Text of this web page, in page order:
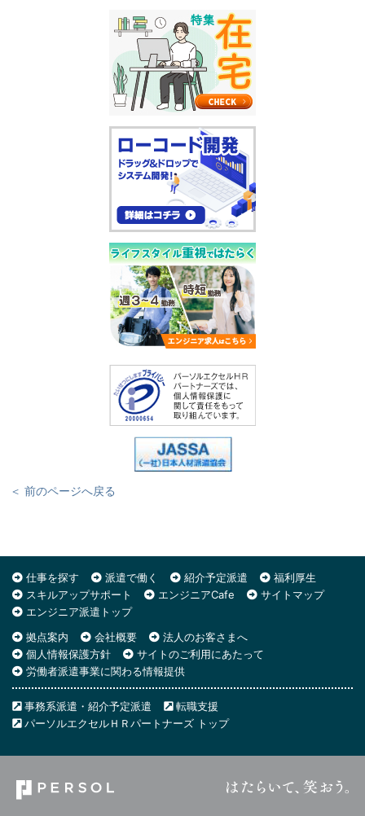
＜ 前のページへ戻る
仕事を探す 派遣で働く 紹介予定派遣
福利厚生
スキルアップサポート
エンジニアCafe
サイトマップ
エンジニア派遣トップ
拠点案内
会社概要
法人のお客さまへ
個人情報保護方針
サイトのご利用にあたって
労働者派遣事業に関わる情報提供
事務系派遣・紹介予定派遣
転職支援
パーソルエクセルＨＲパートナーズ トップ